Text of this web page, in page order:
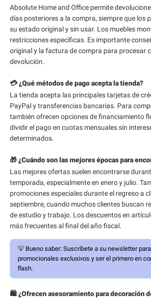
Absolute Home and Office permite
días posteriores a la compra, siempre que los
su estado original y sin usar. Los muebles
restricciones específicas. Es importante
original y la factura de compra para procesar
devolución.
💳 ¿Qué métodos de pago acepta la tienda?
La tienda acepta las principales tarjetas de
PayPal y transferencias bancarias. Para
también ofrecen opciones de financiamiento
dividir el pago en cuotas mensuales sin
determinados.
🎁 ¿Cuándo son las mejores épocas para
Las mejores ofertas suelen encontrarse
temporada, especialmente en enero y julio.
promociones especiales durante el regreso a
septiembre, cuando muchos clientes buscan
de estudio y trabajo. Los descuentos en
más frecuentes al final del año fiscal.
💡 Bueno saber: Suscríbete a su newsletter
promocionales exclusivos y ser el primero en
flash.
🛍️ ¿Ofrecen asesoramiento para decoración